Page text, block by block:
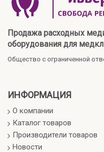
Продажа расходных
оборудования для
Общество с ограниченной
ИНФОРМАЦИЯ
О компании
Каталог товаров
Производители товаров
Новости